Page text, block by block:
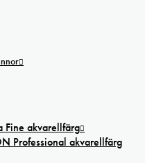
Fine akvarellfärg
Professional akvarellfärg